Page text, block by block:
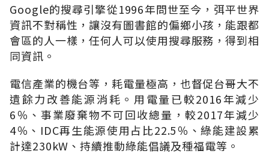
Google的搜尋引擎從1996年問世至今，弭平世界
資訊不對稱性，讓沒有圖書館的偏鄉小孩，能跟都
會區的人一樣，任何人可以使用搜尋服務，得到相
同資訊。
電信產業的機台等，耗電量極高，也督促台哥大不
遺餘力改善能源消耗。用電量已較2016年減少
6％、事業廢棄物不可回收總量，較2017年減少
4％、IDC再生能源使用占比22.5％、綠能建設累
計達230kW、持續推動綠能倡議及種福電等。